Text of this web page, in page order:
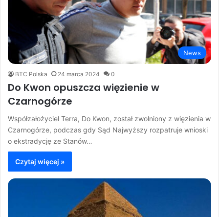
News
BTC Polska 24 marca 2024 0
Do Kwon opuszcza więzienie w
Czarnogórze
Współzałożyciel Terra, Do Kwon, został zwolniony z więzienia w
Czarnogórze, podczas gdy Sąd Najwyższy rozpatruje wnioski
o ekstradycję ze Stanów…
Czytaj więcej »